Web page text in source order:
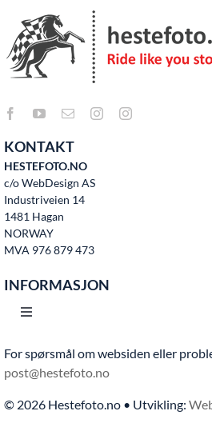
KONTAKT
HESTEFOTO.NO
c/o WebDesign AS
Industriveien 14
1481 Hagan
NORWAY
MVA 976 879 473
INFORMASJON
Toggle
Hjem
Bruksvilkår
For spørsmål om websiden eller
post@hestefoto.no
© 2026 Hestefoto.no • Utvikling: